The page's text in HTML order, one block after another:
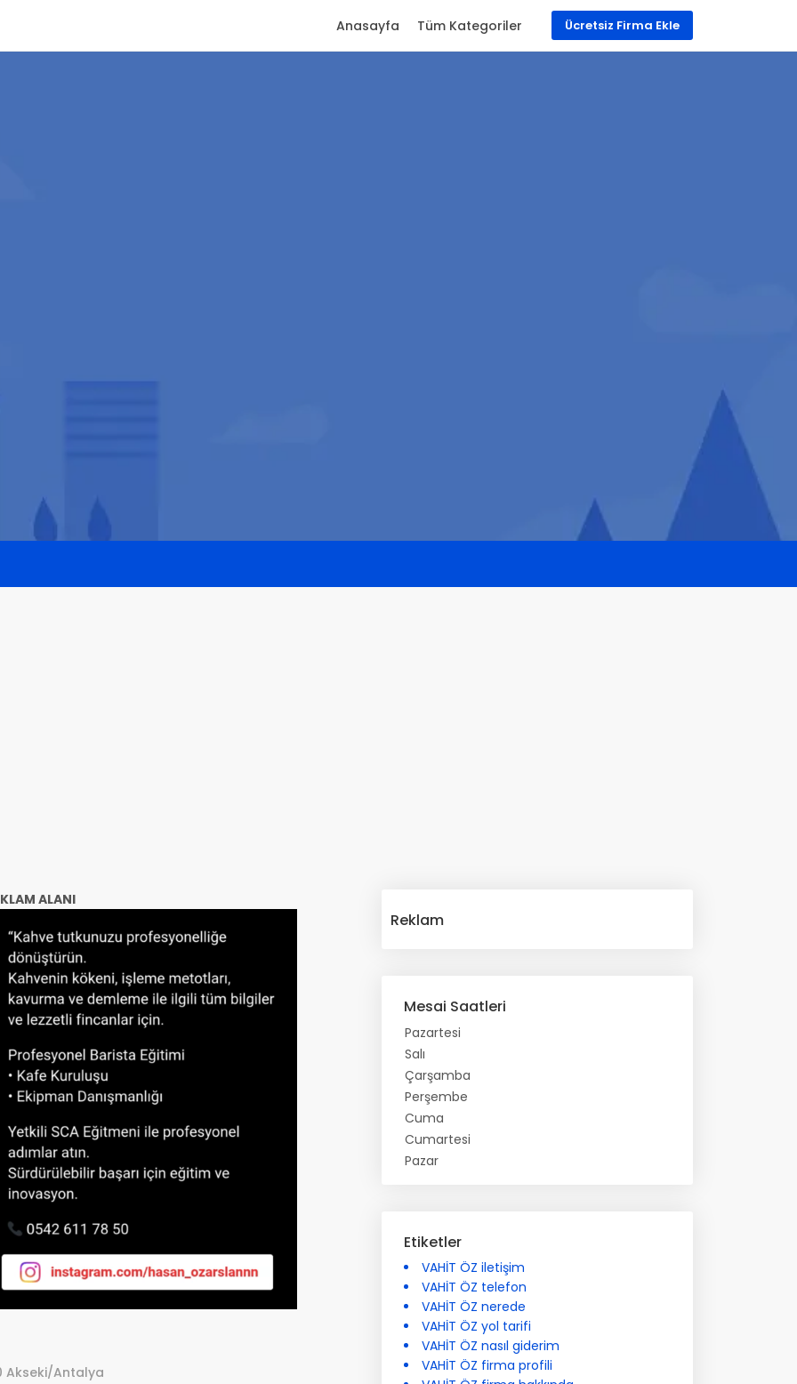
Ücretsiz Firma Ekle
Anasayfa Tüm Kategoriler
ALANI
Akseki/Antalya
Reklam
Mesai Saatleri
Pazartesi
Salı
Çarşamba
Perşembe
Cuma
Cumartesi
Pazar
Etiketler
VAHİT ÖZ iletişim
VAHİT ÖZ telefon
VAHİT ÖZ nerede
VAHİT ÖZ yol tarifi
VAHİT ÖZ nasıl giderim
VAHİT ÖZ firma profili